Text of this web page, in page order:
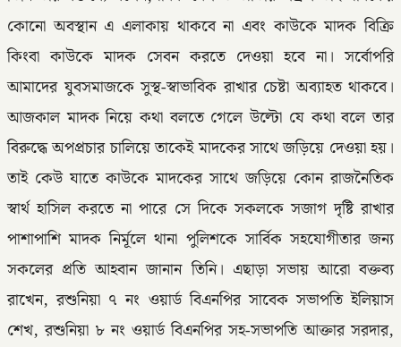
কোনো অবস্থান এ এলাকায় থাকবে না এবং কাউকে মাদক বিক্রি
কিংবা কাউকে মাদক সেবন করতে দেওয়া হবে না। সর্বোপরি
আমাদের যুবসমাজকে সুস্থ-স্বাভাবিক রাখার চেষ্টা অব্যাহত থাকবে।
আজকাল মাদক নিয়ে কথা বলতে গেলে উল্টো যে কথা বলে তার
বিরুদ্ধে অপপ্রচার চালিয়ে তাকেই মাদকের সাথে জড়িয়ে দেওয়া হয়।
তাই কেউ যাতে কাউকে মাদকের সাথে জড়িয়ে কোন রাজনৈতিক
স্বার্থ হাসিল করতে না পারে সে দিকে সকলকে সজাগ দৃষ্টি রাখার
পাশাপাশি মাদক নির্মূলে থানা পুলিশকে সার্বিক সহযোগীতার জন্য
সকলের প্রতি আহবান জানান তিনি। এছাড়া সভায় আরো বক্তব্য
রাখেন, রশুনিয়া ৭ নং ওয়ার্ড বিএনপির সাবেক সভাপতি ইলিয়াস
শেখ, রশুনিয়া ৮ নং ওয়ার্ড বিএনপির সহ-সভাপতি আক্তার সরদার,